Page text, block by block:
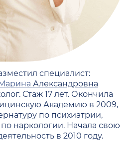
специалист:
Александровна
Стаж 17 лет. Окончила
Академию в 2009,
по психиатрии,
наркологии. Начала свою
в 2010 году.